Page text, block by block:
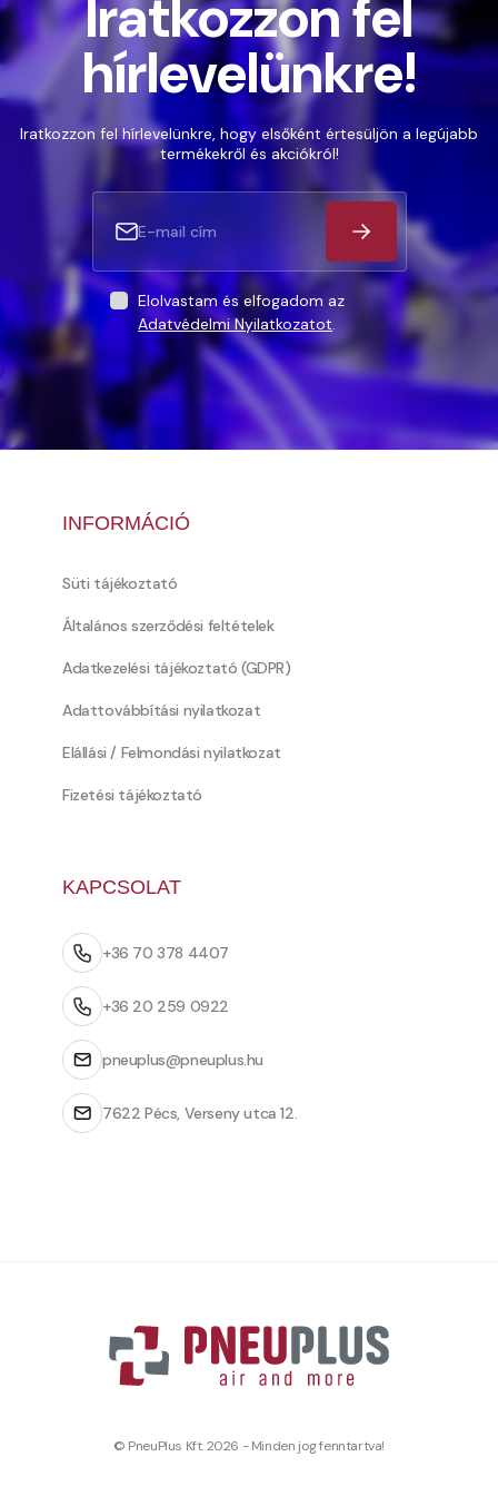
Iratkozzon fel
hírlevelünkre!
Iratkozzon fel hírlevelünkre, hogy elsőként értesüljön a legújabb
termékekről és akciókról!
Elolvastam és elfogadom az
Adatvédelmi Nyilatkozatot.
INFORMÁCIÓ
Süti tájékoztató
Általános szerződési feltételek
Adatkezelési tájékoztató (GDPR)
Adattovábbítási nyilatkozat
Elállási / Felmondási nyilatkozat
Fizetési tájékoztató
KAPCSOLAT
+36 70 378 4407
+36 20 259 0922
pneuplus@pneuplus.hu
7622 Pécs, Verseny utca 12.
© PneuPlus Kft. 2026 - Minden jog fenntartva!